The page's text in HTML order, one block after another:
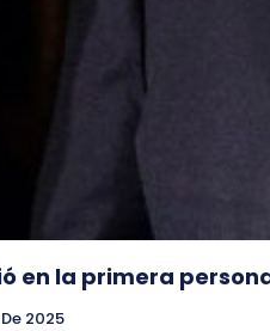
en la primera
2025